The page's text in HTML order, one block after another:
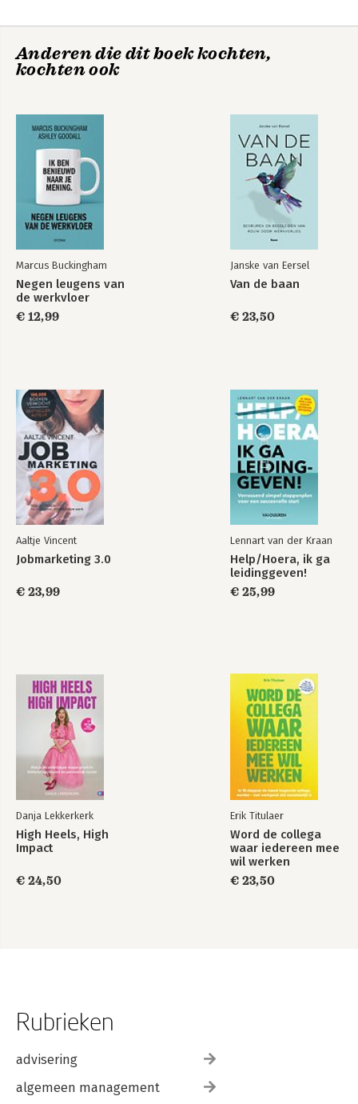
HBR's 10 Must
Reads for New
Managers, Updated
and Expanded
(featuring
"Becoming the
Boss" by Linda A.
Hill)
HBR's 10 Must
Reads on Managing
People
HBR's 10 Must
Reads on
Performance
Management
HBR's 10 Must
Reads on Lifelong
Learning (with
bonus article "The
Right Mindset for
Success" with Carol
Dweck)
Bekijk alle boeken
Anderen die dit boek kochten,
kochten ook
Marcus Buckingham
Negen leugens van
de werkvloer
€ 12,99
Janske van Eersel
Van de baan
€ 23,50
Aaltje Vincent
Jobmarketing 3.0
€ 23,99
Lennart van der Kraan
Help/Hoera, ik ga
leidinggeven!
€ 25,99
Danja Lekkerkerk
High Heels, High
Impact
€ 24,50
Erik Titulaer
Word de collega
waar iedereen mee
wil werken
€ 23,50
Rubrieken
advisering
algemeen management